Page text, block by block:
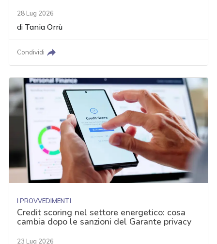
28 Lug 2026
di Tania Orrù
Condividi
I PROVVEDIMENTI
Credit scoring nel settore energetico: cosa
cambia dopo le sanzioni del Garante privacy
23 Lug 2026